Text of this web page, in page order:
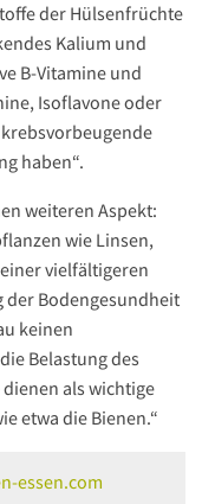
der Hülsenfrüchte
Kalium und
B-Vitamine und
Isoflavone oder
haben“.
weiteren Aspekt:
wie Linsen,
vielfältigeren
der Bodengesundheit
keinen
Belastung des
dienen als wichtige
etwa die Bienen.“
essen.com